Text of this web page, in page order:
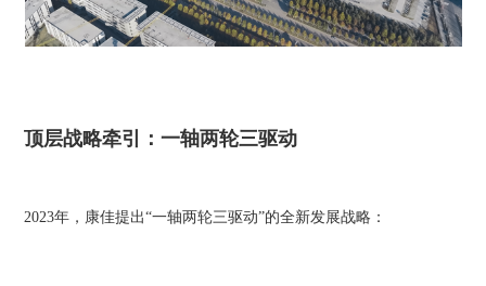
顶层战略牵引：一轴两轮三驱动
2023年，康佳提出“一轴两轮三驱动”的全新发展战略：